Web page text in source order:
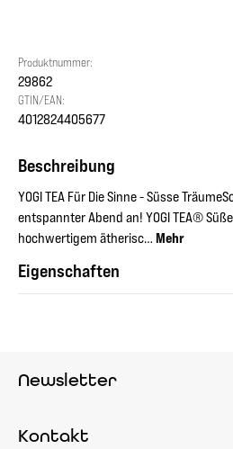
Produktnummer:
29862
GTIN/EAN:
4012824405677
Beschreibung
YOGI TEA Für Die Sinne - Süsse
entspannter Abend an! YOGI TEA®
hochwertigem ätherisc… Mehr
Eigenschaften
Newsletter
Kontakt